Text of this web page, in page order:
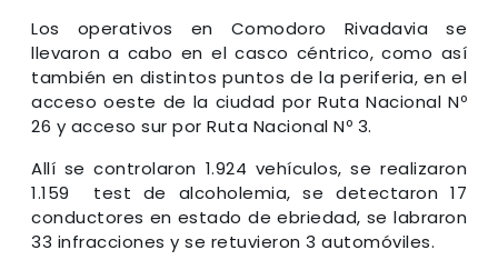
Los operativos en Comodoro Rivadavia se
llevaron a cabo en el casco céntrico, como así
también en distintos puntos de la periferia, en el
acceso oeste de la ciudad por Ruta Nacional Nº
26 y acceso sur por Ruta Nacional Nº 3.
Allí se controlaron 1.924 vehículos, se realizaron
1.159 test de alcoholemia, se detectaron 17
conductores en estado de ebriedad, se labraron
33 infracciones y se retuvieron 3 automóviles.